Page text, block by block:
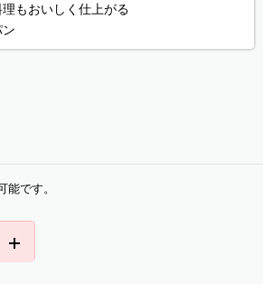
もおいしく仕上がる
です。